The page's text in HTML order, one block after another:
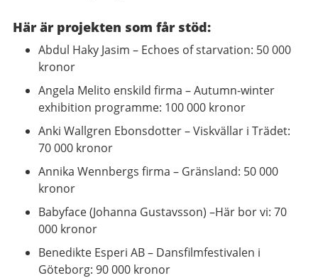
Här är projekten som får stöd:
Abdul Haky Jasim – Echoes of starvation: 50 000
kronor
Angela Melito enskild firma – Autumn-winter
exhibition programme: 100 000 kronor
Anki Wallgren Ebonsdotter – Viskvällar i Trädet:
70 000 kronor
Annika Wennbergs firma – Gränsland: 50 000
kronor
Babyface (Johanna Gustavsson) –Här bor vi: 70
000 kronor
Benedikte Esperi AB – Dansfilmfestivalen i
Göteborg: 90 000 kronor